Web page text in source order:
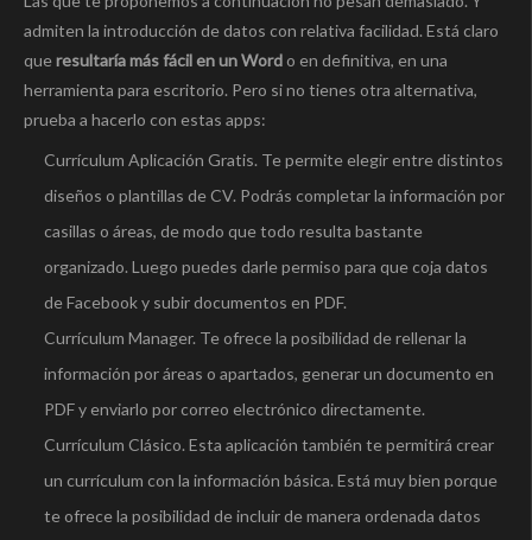
admiten la introducción de datos con relativa facilidad. Está claro
queresultaría más fácil en un Wordo en definitiva, en una
herramienta para escritorio. Pero si no tienes otra alternativa,
prueba a hacerlo con estas apps:
Currículum Aplicación Gratis. Te permite elegir entre distintos
diseños o plantillas de CV. Podrás completar la información por
casillas o áreas, de modo que todo resulta bastante
organizado. Luego puedes darle permiso para que coja datos
de Facebook y subir documentos en PDF.
Currículum Manager. Te ofrece la posibilidad de rellenar la
información por áreas o apartados, generar un documento en
PDF y enviarlo por correo electrónico directamente.
Currículum Clásico. Esta aplicación también te permitirá crear
un currículum con la información básica. Está muy bien porque
te ofrece la posibilidad de incluir de manera ordenada datos